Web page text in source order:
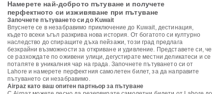
Намерете най-доброто пътуване и получете
перфектното си изживяване при пътуване
Започнете пътуването си до Kuwait
Впуснете се в незабравимо приключение до Kuwait, дестинация,
където всеки ъгъл разкрива нова история. От богатото си културно
наследство до спиращите дъха пейзажи, този град предлага
безкрайни възможности за откриване и удивление. Представете си, че
се разхождате по оживени улици, дегустирате местни деликатеси и се
потапяте в уникалния чар на града. Започнете пътуването си от
Lahore и намерете перфектния самолетен билет, за да направите
пътуването си незабравимо.
Airpaz като ваш опитен партньор за пътуване